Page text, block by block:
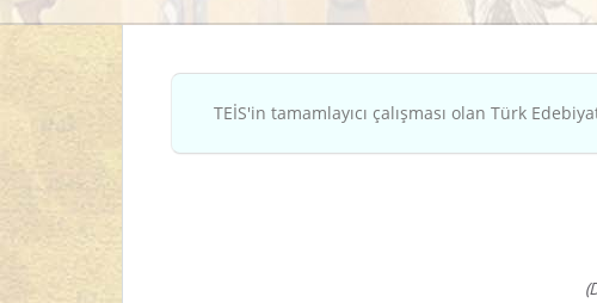
TEİS'in tamamlayıcı çalışması olan Türk